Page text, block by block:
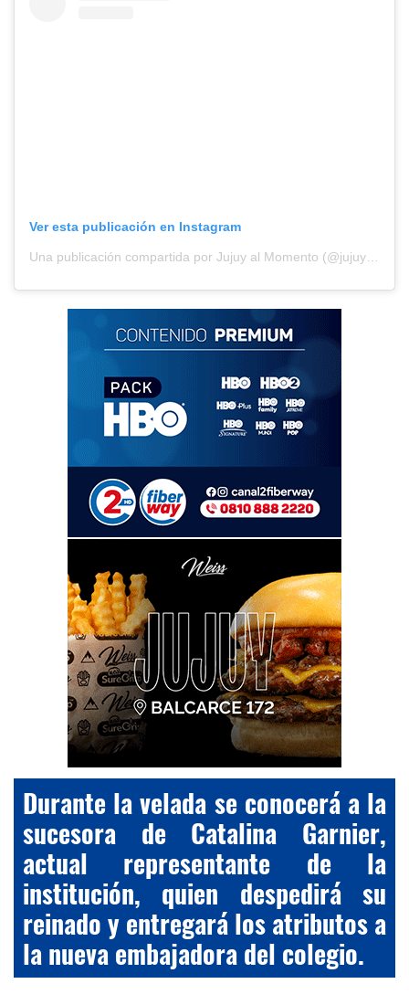
Ver esta publicación en Instagram
Una publicación compartida por Jujuy al Momento (@jujuyalmomento)
Durante la velada se conocerá a la
sucesora de Catalina Garnier,
actual representante de la
institución, quien despedirá su
reinado y entregará los atributos a
la nueva embajadora del colegio.